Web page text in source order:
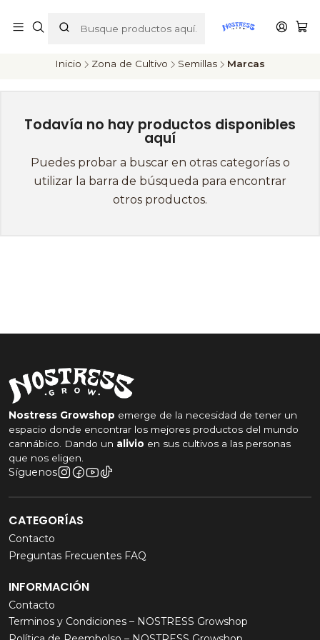
ENVÍOS A TODO CHILE
Inicio Zona de Cultivo Semillas Marcas
Todavía no hay productos disponibles
aquí
Puedes probar a buscar en otras categorías o
utilizar la barra de búsqueda para encontrar
otros productos.
Nostress Growshop emerge de la necesidad de tener un
espacio donde encontrar los mejores productos del mundo
cannábico. Dando un alivio en sus cultivos a las personas
que nos eligen.
Síguenos
CATEGORÍAS
Contacto
Preguntas Frecuentes FAQ
INFORMACIÓN
Contacto
Terminos y Condiciones – NOSTRESS Growshop